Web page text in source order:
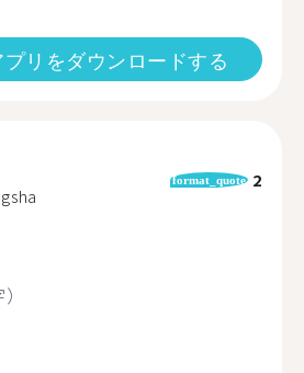
プリをダウンロードする
format_quote 2